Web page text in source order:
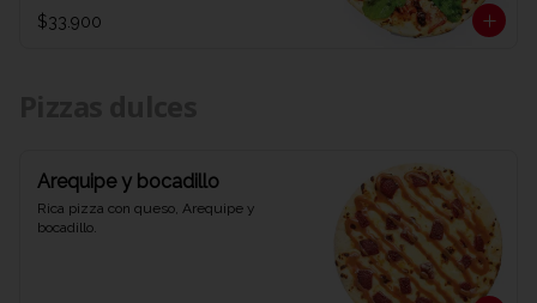
$33.900
Arequipe y bocadillo
Rica pizza con queso, Arequipe y
bocadillo.